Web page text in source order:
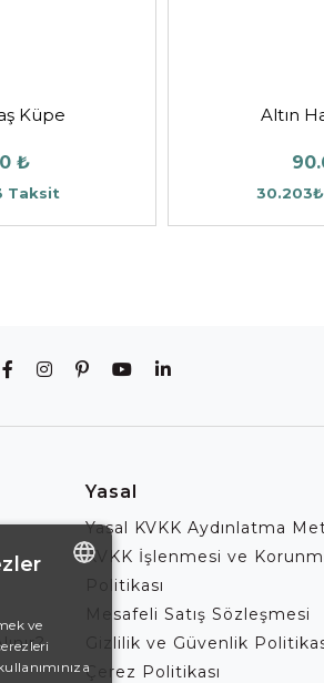
Küpe
₺
Taksit
Altın
Yasal
Yasal KVKK Aydınlatma
KVKK İşlenmesi ve
Politikası
Mesafeli Satış Sözleşmesi
Gizlilik ve Güvenlik
Çerez Politikası
DE
ve